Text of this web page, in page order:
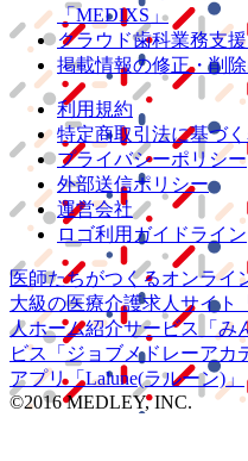
「MEDIXS」
クラウド歯科業務支
掲載情報の修正・削
利用規約
特定商取引法に基づ
プライバシーポリシー
外部送信ポリシー
運営会社
ロゴ利用ガイドライン
医師たちがつくるオンライ
大級の医療介護求人サイト
人ホーム紹介サービス
「み
ビス
「ジョブメドレーアカ
アプリ「Lalune(ラルーン)」
©2016 MEDLEY, INC.